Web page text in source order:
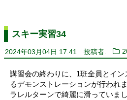
スキー実習34
2024年03月04日 17:41 投稿者:
講習会の終わりに、1班全員とイン
るデモンストレーションが行われ
ラレルターンで綺麗に滑っていまし